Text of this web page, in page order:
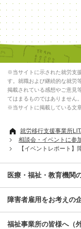
※当サイトに示された就労支
す。就職および継続的な就労
掲載されている感想やご意見
てはまるものではありません。
※当サイトに掲載している文
就労移行支援事業所
相談会・イベントに参
【イベントレポート
医療・福祉・教育機関
障害者雇用をお考えの
福祉事業所の皆様へ（